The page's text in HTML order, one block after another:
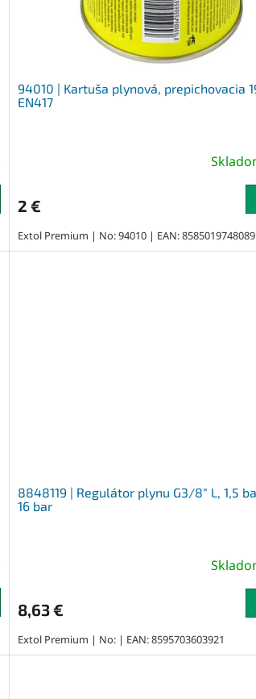
94010 | Kartuša plynová, prepichovacia
EN417
2 €
Extol Premium | No: 94010 | EAN: 8585019748089
8848119 | Regulátor plynu G3/8" L, 1,5
16 bar
8,63 €
Extol Premium | No: | EAN: 8595703603921